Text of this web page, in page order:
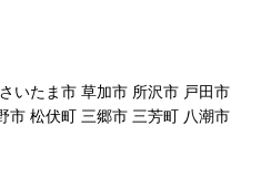
いたま市 草加市 所沢市 戸田市
市 松伏町 三郷市 三芳町 八潮市